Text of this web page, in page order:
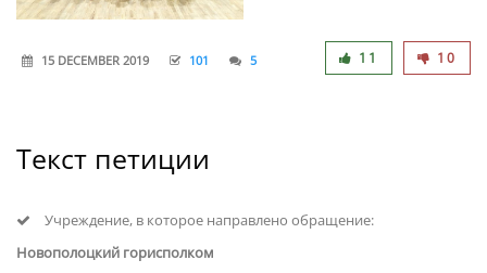
15 DECEMBER 2019 101 5 11 10
Текст петиции
Учреждение, в которое направлено обращение:
Новополоцкий горисполком